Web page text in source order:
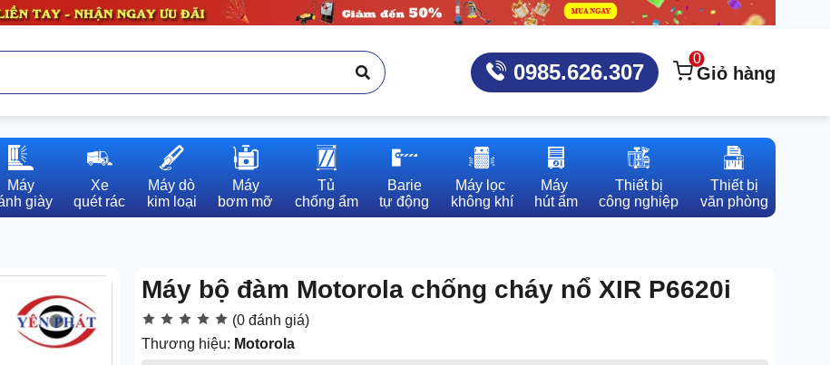
0985.626.307
0
Giỏ hàng
Máy
giày
Xe
quét rác
Máy dò
kim loại
Máy
bơm mỡ
Tủ
chống ẩm
Barie
tự động
Máy lọc
không khí
Máy
hút ẩm
Thiết bị
công nghiệp
Thiết bị
văn phòng
Máy bộ đàm Motorola chống cháy nổ XIR P6620i
(0 đánh giá)
Thương hiệu: Motorola